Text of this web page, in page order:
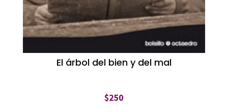
El árbol del bien y del mal
$250